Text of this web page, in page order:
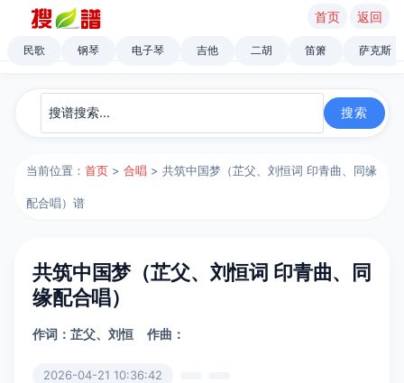
首页 返回
民歌 钢琴 电子琴 吉他 二胡 笛箫 萨克斯
当前位置：首页 >合唱 > 共筑中国梦（芷父、刘恒词 印青曲、同缘
配合唱）谱
共筑中国梦（芷父、刘恒词 印青曲、同
缘配合唱）
作词：芷父、刘恒 作曲：
2026-04-21 10:36:42